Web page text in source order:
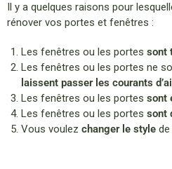
Il y a quelques raisons pour
rénover vos portes et fenêtres :
Les fenêtres ou les portes sont
Les fenêtres ou les portes ne
laissent passer les courants
Les fenêtres ou les portes sont
Les fenêtres ou les portes sont
Vous voulez changer le style